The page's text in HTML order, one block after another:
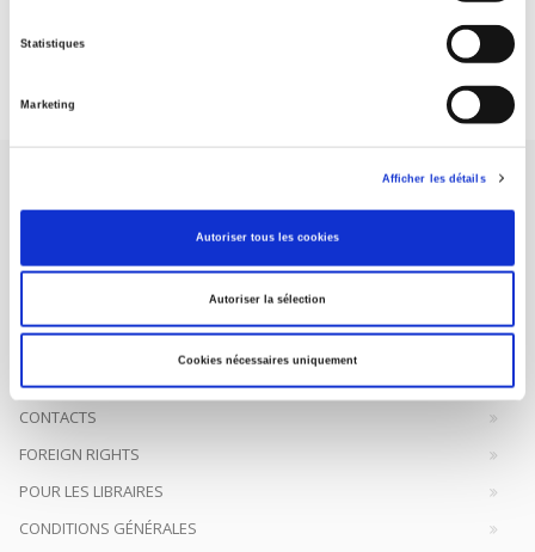
Statistiques
Marketing
Afficher les détails
Autoriser tous les cookies
Autoriser la sélection
Cookies nécessaires uniquement
Maison d'édition dédiée aux sciences humaines et sociales, les
à la transmission des savoirs et des idéescontinuer
CONTACTS
FOREIGN RIGHTS
POUR LES LIBRAIRES
CONDITIONS GÉNÉRALES